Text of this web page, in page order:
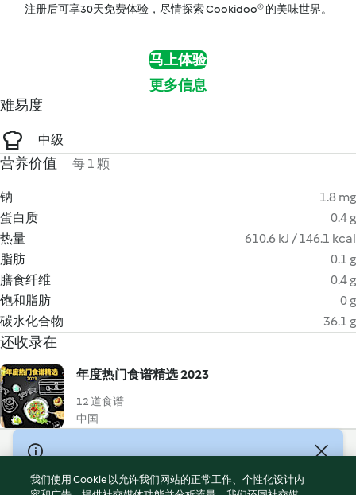
注册后可享30天免费体验，尽情探索 Cookidoo® 的美味世界。
马上体验
更多信息
难易度
中级
营养价值 每 1 颗
钠
1.8 mg
蛋白质
0.4 g
热量
610.6 kJ / 146.1 kcal
脂肪
0.1 g
膳食纤维
0.4 g
饱和脂肪
0 g
碳水化合物
36.1 g
还收录在
年度热门食谱精选 2023
12 道食谱
中国
© Copyright 2021-2023 福维克信息科技(上海)有限公司 版权所有
2026
我们使用 Cookie 以允许我们网站的正常工作、个性化设计内